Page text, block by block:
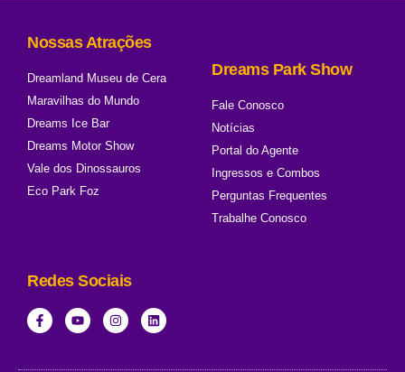
Nossas Atrações
Dreamland Museu de Cera
Maravilhas do Mundo
Dreams Ice Bar
Dreams Motor Show
Vale dos Dinossauros
Eco Park Foz
Dreams Park Show
Fale Conosco
Notícias
Portal do Agente
Ingressos e Combos
Perguntas Frequentes
Trabalhe Conosco
Redes Sociais